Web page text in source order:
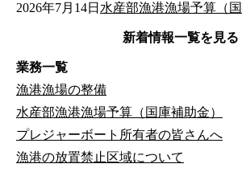
2026年7月14日 水産部漁港漁場予算（国
新着情報一覧を見る
業務一覧
漁港漁場の整備
水産部漁港漁場予算（国庫補助金）
プレジャーボート所有者の皆さんへ
漁港の放置禁止区域について